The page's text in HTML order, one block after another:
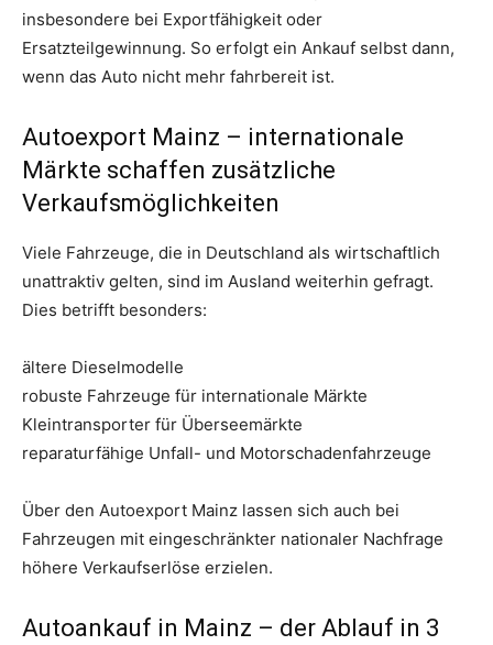
insbesondere bei Exportfähigkeit oder
Ersatzteilgewinnung. So erfolgt ein Ankauf selbst dann,
wenn das Auto nicht mehr fahrbereit ist.
Autoexport Mainz – internationale
Märkte schaffen zusätzliche
Verkaufsmöglichkeiten
Viele Fahrzeuge, die in Deutschland als wirtschaftlich
unattraktiv gelten, sind im Ausland weiterhin gefragt.
Dies betrifft besonders:
ältere Dieselmodelle
robuste Fahrzeuge für internationale Märkte
Kleintransporter für Überseemärkte
reparaturfähige Unfall- und Motorschadenfahrzeuge
Über den Autoexport Mainz lassen sich auch bei
Fahrzeugen mit eingeschränkter nationaler Nachfrage
höhere Verkaufserlöse erzielen.
Autoankauf in Mainz – der Ablauf in 3